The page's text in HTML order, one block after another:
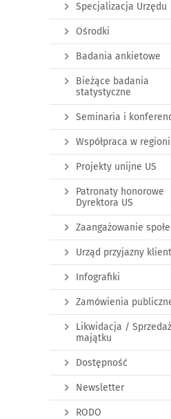
Specjalizacja Urzędu
Ośrodki
Badania ankietowe
Bieżące badania
statystyczne
Seminaria i
Współpraca w
Projekty unijne US
Patronaty honorowe
Dyrektora US
Zaangażowanie
Urząd przyjazny
Infografiki
Zamówienia
Likwidacja / Sprzedaż
majątku
Dostępność
Newsletter
RODO